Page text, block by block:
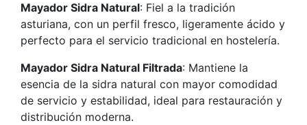
Mayador Sidra Natural: Fiel a la tradición
asturiana, con un perfil fresco, ligeramente ácido y
perfecto para el servicio tradicional en hostelería.
Mayador Sidra Natural Filtrada: Mantiene la
esencia de la sidra natural con mayor comodidad
de servicio y estabilidad, ideal para restauración y
distribución moderna.